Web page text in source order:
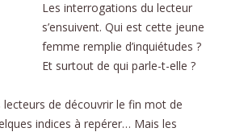
Les interrogations du lecteur
s’ensuivent. Qui est cette jeune
femme remplie d’inquiétudes ?
Et surtout de qui parle-t-elle ?
de découvrir le fin mot de
indices à repérer… Mais les